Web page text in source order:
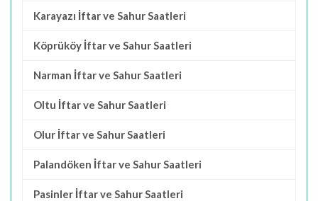
Karayazı İftar ve Sahur Saatleri
Köprüköy İftar ve Sahur Saatleri
Narman İftar ve Sahur Saatleri
Oltu İftar ve Sahur Saatleri
Olur İftar ve Sahur Saatleri
Palandöken İftar ve Sahur Saatleri
Pasinler İftar ve Sahur Saatleri